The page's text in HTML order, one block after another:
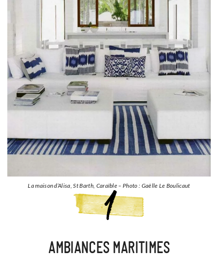
La maison d’Alisa, St Barth, Caraïble – Photo : Gaëlle Le Boulicaut
AMBIANCES MARITIMES